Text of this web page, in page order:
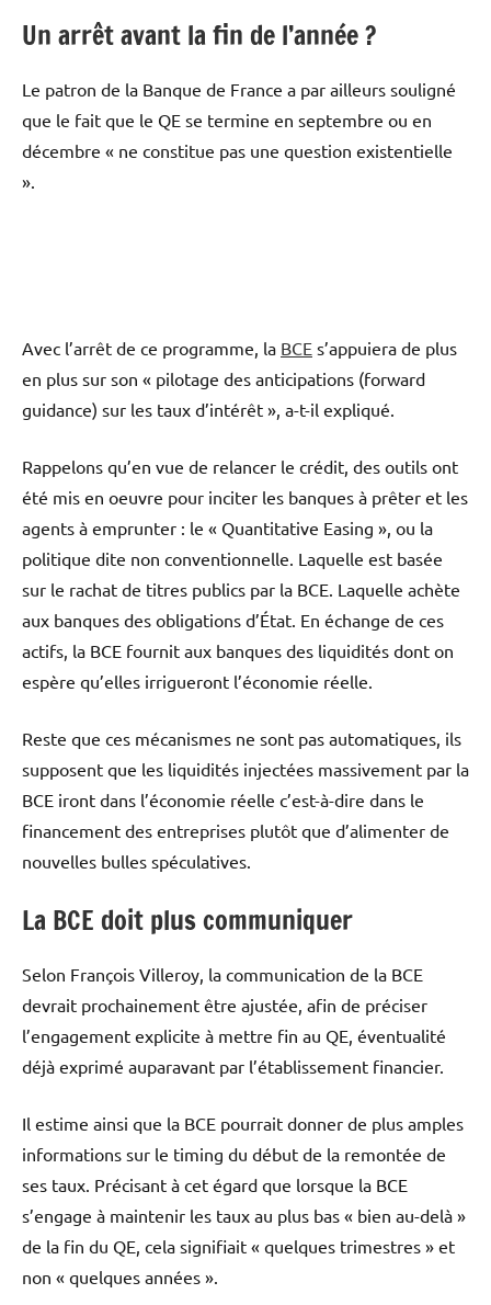
Un arrêt avant la fin de l’année ?
Le patron de la Banque de France a par ailleurs souligné
que le fait que le QE se termine en septembre ou en
décembre « ne constitue pas une question existentielle
».
Avec l’arrêt de ce programme, la BCE s’appuiera de plus
en plus sur son « pilotage des anticipations (forward
guidance) sur les taux d’intérêt », a-t-il expliqué.
Rappelons qu’en vue de relancer le crédit, des outils ont
été mis en oeuvre pour inciter les banques à prêter et les
agents à emprunter : le « Quantitative Easing », ou la
politique dite non conventionnelle. Laquelle est basée
sur le rachat de titres publics par la BCE. Laquelle achète
aux banques des obligations d’État. En échange de ces
actifs, la BCE fournit aux banques des liquidités dont on
espère qu’elles irrigueront l’économie réelle.
Reste que ces mécanismes ne sont pas automatiques, ils
supposent que les liquidités injectées massivement par la
BCE iront dans l’économie réelle c’est-à-dire dans le
financement des entreprises plutôt que d’alimenter de
nouvelles bulles spéculatives.
La BCE doit plus communiquer
Selon François Villeroy, la communication de la BCE
devrait prochainement être ajustée, afin de préciser
l’engagement explicite à mettre fin au QE, éventualité
déjà exprimé auparavant par l’établissement financier.
Il estime ainsi que la BCE pourrait donner de plus amples
informations sur le timing du début de la remontée de
ses taux. Précisant à cet égard que lorsque la BCE
s’engage à maintenir les taux au plus bas « bien au-delà »
de la fin du QE, cela signifiait « quelques trimestres » et
non « quelques années ».